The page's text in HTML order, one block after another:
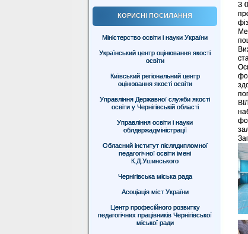
КОРИСНІ ПОСИЛАННЯ
Міністерство освіти і науки України
Український центр оцінювання якості
освіти
Київський регіональний центр
оцінювання якості освіти
Управління Державної служби якості
освіти у Чернігівській області
Управління освіти і науки
облдержадміністрації
Обласний інститут післядипломної
педагогічної освіти імені
К.Д.Ушинського
Чернігівська міська рада
Асоціація міст України
Центр професійного розвитку
педагогічних працівників Чернігівської
міської ради
З